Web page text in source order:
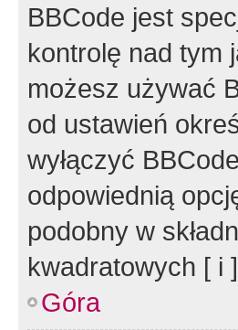
BBCode jest
kontrolę nad tym
możesz używać
od ustawień
wyłączyć
odpowiednią
podobny w
kwadratowych [ i
Góra